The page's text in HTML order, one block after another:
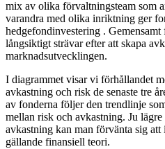
mix av olika förvaltningsteam som
varandra med olika inriktning ger
hedgefondinvestering .
långsiktigt strävar efter att skapa
marknadsutvecklingen.
I diagrammet visar vi förhållandet
avkastning och risk de senaste tre
av fonderna följer den trendlinje
mellan risk och avkastning. Ju
avkastning kan man förvänta sig
gällande finansiell teori.